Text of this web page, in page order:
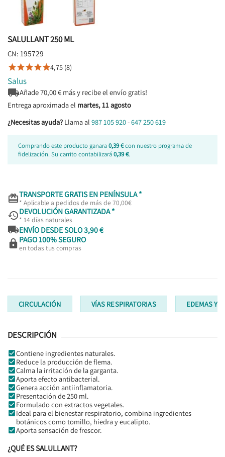
SALULLANT 250 ML
CN: 195729
4,75 (8)
Salus
Añade70,00€ más y recibe el envío gratis!
Entrega aproximada el martes, 11 agosto
¿Necesitas ayuda? Llama al 987 105 920-647 250 619
Comprando este producto ganara0,39 €con nuestro programa de
fidelización. Su carrito contabilizará0,39 €.
TRANSPORTE GRATIS EN PENÍNSULA *
* Aplicable a pedidos de más de 70,00€
DEVOLUCIÓN GARANTIZADA *
* 14 días naturales
ENVÍO DESDE SOLO 3,90 €
 PAGO 100% SEGURO
en todas tus compras
CIRCULACIÓN VÍAS RESPIRATORIAS EDEMAS Y
DESCRIPCIÓN
Contiene ingredientes naturales.
Reduce la producción de flema.
Calma la irritación de la garganta.
Aporta efecto antibacterial.
Genera acción antiinflamatoria.
Presentación de 250 ml.
Formulado con extractos vegetales.
Ideal para el bienestar respiratorio, combina ingredientes
botánicos como tomillo, hiedra y eucalipto.
Aporta sensación de frescor.
¿QUÉ ESSALULLANT?